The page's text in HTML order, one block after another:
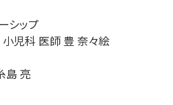
シップ
科 医師 豊 奈々絵
島 亮